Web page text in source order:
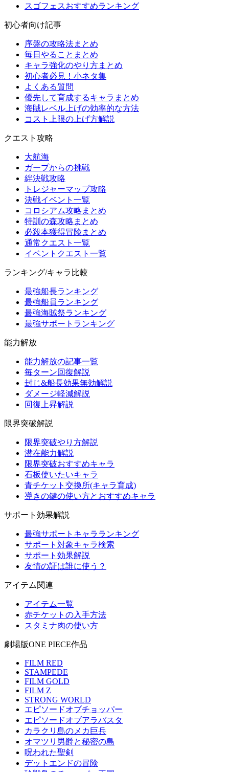
スゴフェスおすすめランキング
初心者向け記事
序盤の攻略法まとめ
毎日やることまとめ
キャラ強化のやり方まとめ
初心者必見！小ネタ集
よくある質問
優先して育成するキャラまとめ
海賊レベル上げの効率的な方法
コスト上限の上げ方解説
クエスト攻略
大航海
ガープからの挑戦
絆決戦攻略
トレジャーマップ攻略
決戦イベント一覧
コロシアム攻略まとめ
特訓の森攻略まとめ
必殺本獲得冒険まとめ
通常クエスト一覧
イベントクエスト一覧
ランキング/キャラ比較
最強船長ランキング
最強船員ランキング
最強海賊祭ランキング
最強サポートランキング
能力解放
能力解放の記事一覧
毎ターン回復解説
封じ&船長効果無効解説
ダメージ軽減解説
回復上昇解説
限界突破解説
限界突破やり方解説
潜在能力解説
限界突破おすすめキャラ
石板使いたいキャラ
青チケット交換所(キャラ育成)
導きの鍵の使い方とおすすめキャラ
サポート効果解説
最強サポートキャラランキング
サポート対象キャラ検索
サポート効果解説
友情の証は誰に使う？
アイテム関連
アイテム一覧
赤チケットの入手方法
スタミナ肉の使い方
劇場版ONE PIECE作品
FILM RED
STAMPEDE
FILM GOLD
FILM Z
STRONG WORLD
エピソードオブチョッパー
エピソードオブアラバスタ
カラクリ島のメカ巨兵
オマツリ男爵と秘密の島
呪われた聖剣
デットエンドの冒険